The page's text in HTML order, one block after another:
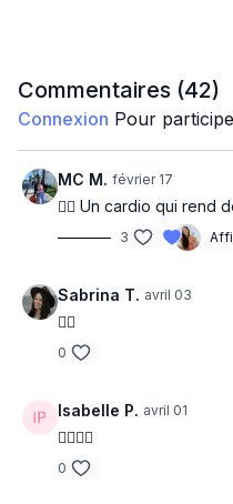
9 exercices 50 sec ON 10 sec
Burpees
Touch the ground squat
Roll down hello
Spider plank to 4 mountain
3 run to lunge
Squat front jump run back
Commentaires (42)
Connexion Pour
MC M. février 17
❤️‍🔥 Un cardio qui rend
3
Sabrina T. avril 03
❤️‍🔥
0
Isabelle P. avril 01
❤️‍🔥❤️‍🔥
0